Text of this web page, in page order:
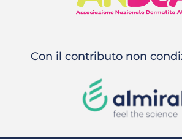
Con il contributo non